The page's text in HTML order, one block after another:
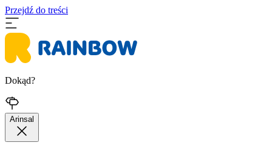
Przejdź do treści
Dokąd?
Arinsal